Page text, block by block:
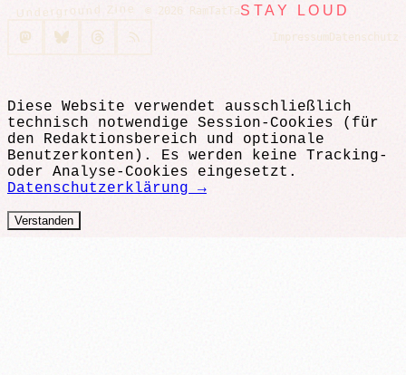
Underground Zine © 2026 RamTatTaSTAY LOUD
ImpressumDatenschutz
Diese Website verwendet ausschließlich
technisch notwendige Session-Cookies (für
den Redaktionsbereich und optionale
Benutzerkonten). Es werden keine Tracking-
oder Analyse-Cookies eingesetzt.
Datenschutzerklärung →
Verstanden